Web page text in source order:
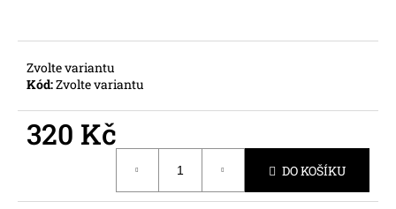
Zvolte variantu
Kód:Zvolte variantu
320 Kč
DO KOŠÍKU
o
u
u
e